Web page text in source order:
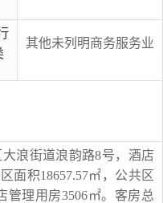
其他未列明商务服务业
浪街道浪韵路8号，酒店
面积18657.57㎡，公共区
管理用房3506㎡。客房总